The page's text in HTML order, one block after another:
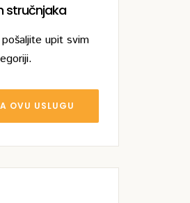
stručnjaka
upit svim
OVU USLUGU